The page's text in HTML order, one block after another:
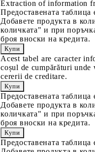
Extraction of information
Предоставената
Добавете продукта в
количката" и при
броя вноски на кредита.
Acest tabel are caracter
coșul de cumpărături unde
cererii de creditare.
Предоставената
Добавете продукта в
количката" и при
броя вноски на кредита.
Предоставената